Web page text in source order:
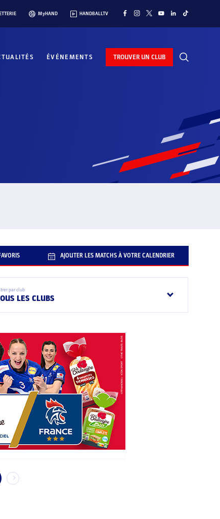
MyHAND HANDBALLTV
ÉVÉNEMENTS TROUVER UN CLUB
AJOUTER LES MATCHS À VOTRE CALENDRIER
par club
LES CLUBS